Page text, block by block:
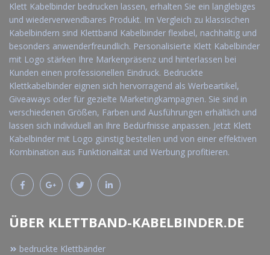
Klett Kabelbinder bedrucken lassen, erhalten Sie ein langlebiges
und wiederverwendbares Produkt. Im Vergleich zu klassischen
Kabelbindern sind Klettband Kabelbinder flexibel, nachhaltig und
besonders anwenderfreundlich. Personalisierte Klett Kabelbinder
mit Logo stärken Ihre Markenpräsenz und hinterlassen bei
Kunden einen professionellen Eindruck. Bedruckte
Klettkabelbinder eignen sich hervorragend als Werbeartikel,
Giveaways oder für gezielte Marketingkampagnen. Sie sind in
verschiedenen Größen, Farben und Ausführungen erhältlich und
lassen sich individuell an Ihre Bedürfnisse anpassen. Jetzt Klett
Kabelbinder mit Logo günstig bestellen und von einer effektiven
Kombination aus Funktionalität und Werbung profitieren.
ÜBER KLETTBAND-KABELBINDER.DE
bedruckte Klettbänder